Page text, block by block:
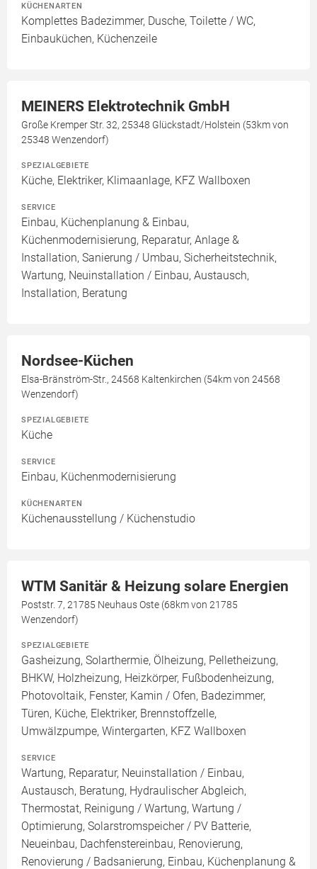
KÜCHENARTEN
Komplettes Badezimmer, Dusche, Toilette / WC,
Einbauküchen, Küchenzeile
MEINERS Elektrotechnik GmbH
Große Kremper Str. 32, 25348 Glückstadt/Holstein (53km von
25348 Wenzendorf)
SPEZIALGEBIETE
Küche, Elektriker, Klimaanlage, KFZ Wallboxen
SERVICE
Einbau, Küchenplanung & Einbau,
Küchenmodernisierung, Reparatur, Anlage &
Installation, Sanierung / Umbau, Sicherheitstechnik,
Wartung, Neuinstallation / Einbau, Austausch,
Installation, Beratung
Nordsee-Küchen
Elsa-Bränström-Str., 24568 Kaltenkirchen (54km von 24568
Wenzendorf)
SPEZIALGEBIETE
Küche
SERVICE
Einbau, Küchenmodernisierung
KÜCHENARTEN
Küchenausstellung / Küchenstudio
WTM Sanitär & Heizung solare Energien
Poststr. 7, 21785 Neuhaus Oste (68km von 21785
Wenzendorf)
SPEZIALGEBIETE
Gasheizung, Solarthermie, Ölheizung, Pelletheizung,
BHKW, Holzheizung, Heizkörper, Fußbodenheizung,
Photovoltaik, Fenster, Kamin / Ofen, Badezimmer,
Türen, Küche, Elektriker, Brennstoffzelle,
Umwälzpumpe, Wintergarten, KFZ Wallboxen
SERVICE
Wartung, Reparatur, Neuinstallation / Einbau,
Austausch, Beratung, Hydraulischer Abgleich,
Thermostat, Reinigung / Wartung, Wartung /
Optimierung, Solarstromspeicher / PV Batterie,
Neueinbau, Dachfenstereinbau, Renovierung,
Renovierung / Badsanierung, Einbau, Küchenplanung &